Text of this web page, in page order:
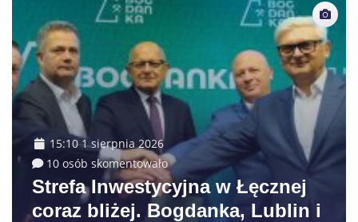
15:10 1 sierpnia 2026
10 osób skomentowało
Strefa Inwestycyjna w Łęcznej
coraz bliżej. Bogdanka, Lublin i